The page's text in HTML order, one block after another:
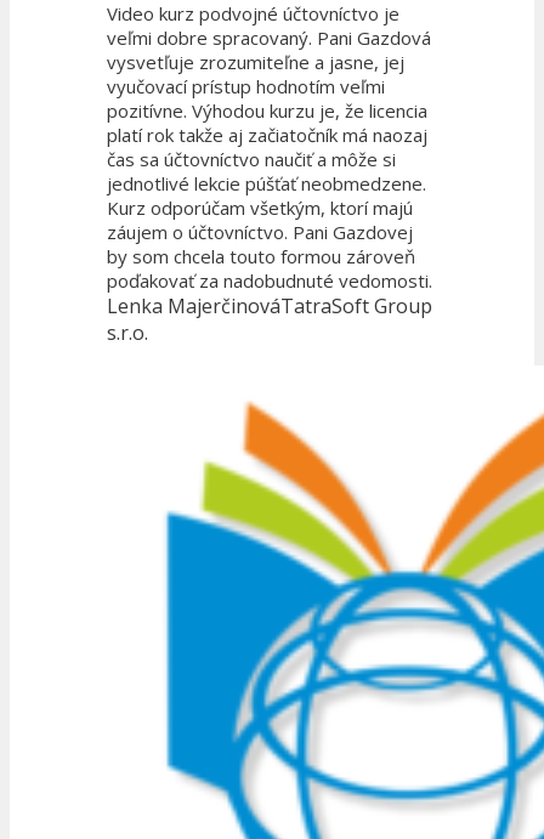
Video kurz podvojné účtovníctvo je
veľmi dobre spracovaný. Pani Gazdová
vysvetľuje zrozumiteľne a jasne, jej
vyučovací prístup hodnotím veľmi
pozitívne. Výhodou kurzu je, že licencia
platí rok takže aj začiatočník má naozaj
čas sa účtovníctvo naučiť a môže si
jednotlivé lekcie púšťať neobmedzene.
Kurz odporúčam všetkým, ktorí majú
záujem o účtovníctvo. Pani Gazdovej
by som chcela touto formou zároveň
poďakovať za nadobudnuté vedomosti.
Lenka MajerčinováTatraSoft Group
s.r.o.